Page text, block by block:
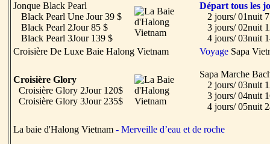
Jonque Black Pearl
Black Pearl Une Jour 39 $
Black Pearl 2Jour 85 $
Black Pearl 3Jour 139 $
Départ tous les
2 jours/ 01nuit
3 jours/ 02nuit
4 jours/ 03nuit
Croisière De Luxe Baie Halong Vietnam
Voyage Sapa
Croisière Glory
Croisière Glory 2Jour 120$
Croisière Glory 3Jour 235$
Sapa Marche
2 jours/ 03nuit
3 jours/ 04nuit
4 jours/ 05nuit
La baie d'Halong Vietnam - Merveille d’eau et de roche